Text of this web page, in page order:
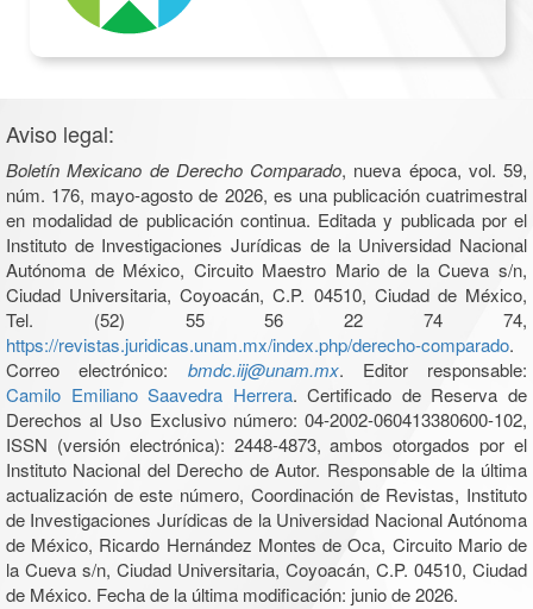
Aviso legal:
Boletín Mexicano de Derecho Comparado, nueva época, vol. 59,
núm. 176, mayo-agosto de 2026, es una publicación cuatrimestral
en modalidad de publicación continua. Editada y publicada por el
Instituto de Investigaciones Jurídicas de la Universidad Nacional
Autónoma de México, Circuito Maestro Mario de la Cueva s/n,
Ciudad Universitaria, Coyoacán, C.P. 04510, Ciudad de México,
Tel. (52) 55 56 22 74 74,
https://revistas.juridicas.unam.mx/index.php/derecho-comparado.
Correo electrónico: bmdc.iij@unam.mx. Editor responsable:
Camilo Emiliano Saavedra Herrera. Certificado de Reserva de
Derechos al Uso Exclusivo número: 04-2002-060413380600-102,
ISSN (versión electrónica): 2448-4873, ambos otorgados por el
Instituto Nacional del Derecho de Autor. Responsable de la última
actualización de este número, Coordinación de Revistas, Instituto
de Investigaciones Jurídicas de la Universidad Nacional Autónoma
de México, Ricardo Hernández Montes de Oca, Circuito Mario de
la Cueva s/n, Ciudad Universitaria, Coyoacán, C.P. 04510, Ciudad
de México. Fecha de la última modificación: junio de 2026.